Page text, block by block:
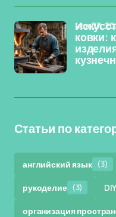
ковки:
ноя 07,
Статьи по
английский язык (3)
рукоделие (3) DIY
организация